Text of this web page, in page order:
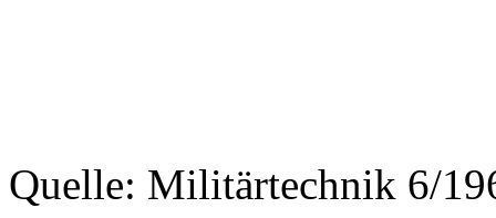
Quelle: Militärtechnik 6/